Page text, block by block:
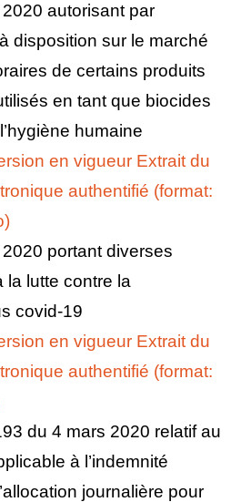
autorisant par
disposition sur le marché
de certains produits
en tant que biocides
humaine
en vigueur Extrait du
authentifié (format:
portant diverses
la lutte contre la
covid-19
en vigueur Extrait du
authentifié (format:
du 4 mars 2020 relatif au
à l’indemnité
journalière pour